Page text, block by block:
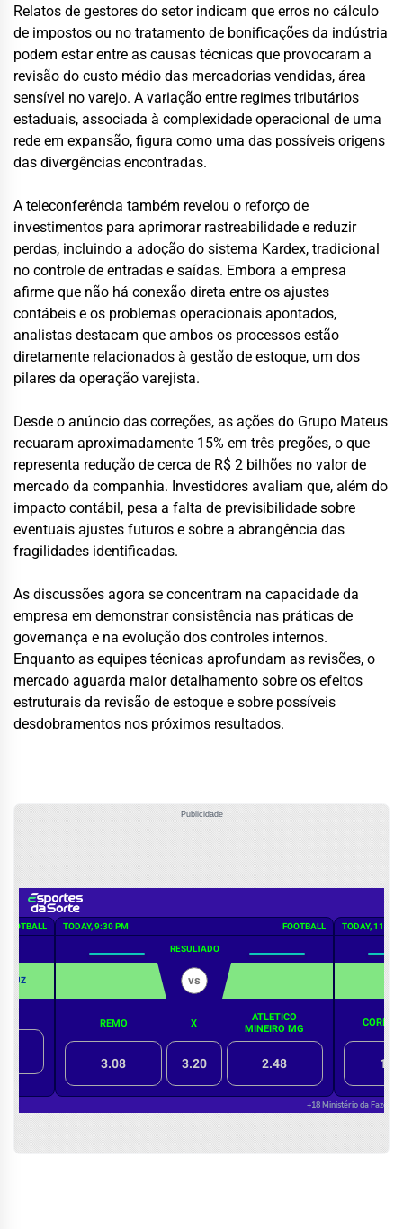
Relatos de gestores do setor indicam que erros no cálculo
de impostos ou no tratamento de bonificações da indústria
podem estar entre as causas técnicas que provocaram a
revisão do custo médio das mercadorias vendidas, área
sensível no varejo. A variação entre regimes tributários
estaduais, associada à complexidade operacional de uma
rede em expansão, figura como uma das possíveis origens
das divergências encontradas.
A teleconferência também revelou o reforço de
investimentos para aprimorar rastreabilidade e reduzir
perdas, incluindo a adoção do sistema Kardex, tradicional
no controle de entradas e saídas. Embora a empresa
afirme que não há conexão direta entre os ajustes
contábeis e os problemas operacionais apontados,
analistas destacam que ambos os processos estão
diretamente relacionados à gestão de estoque, um dos
pilares da operação varejista.
Desde o anúncio das correções, as ações do Grupo Mateus
recuaram aproximadamente 15% em três pregões, o que
representa redução de cerca de R$ 2 bilhões no valor de
mercado da companhia. Investidores avaliam que, além do
impacto contábil, pesa a falta de previsibilidade sobre
eventuais ajustes futuros e sobre a abrangência das
fragilidades identificadas.
As discussões agora se concentram na capacidade da
empresa em demonstrar consistência nas práticas de
governança e na evolução dos controles internos.
Enquanto as equipes técnicas aprofundam as revisões, o
mercado aguarda maior detalhamento sobre os efeitos
estruturais da revisão de estoque e sobre possíveis
desdobramentos nos próximos resultados.
Publicidade